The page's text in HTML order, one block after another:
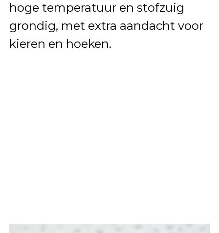
hoge temperatuur en stofzuig
grondig, met extra aandacht voor
kieren en hoeken.